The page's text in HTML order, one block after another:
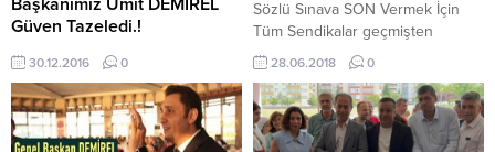
Güven Tazeledi.!
Teç-Sen 4.Olağan GenelKurulu
Büyük Bir Coşkuyla Tamamlandı.
Kurucu Genel Başkanımız Ümit
DEMİRELGüven Tazeledi. Teç-Sen
4.Olağan GenelKurulu 24-25
30.12.2016 0
Sözlü Sınava SON Vermek İçin
Tüm Sendikalar geçmişten
gelenhasmane tutumlarını bir
kenara bırakarak biraraya gelip
güçlü bir eylemyapmalıdır.! “BİZ”
sözü önemli ve değer verdiğim
bir sözdür. Bendiyenlere ifrit
28.06.2018 0